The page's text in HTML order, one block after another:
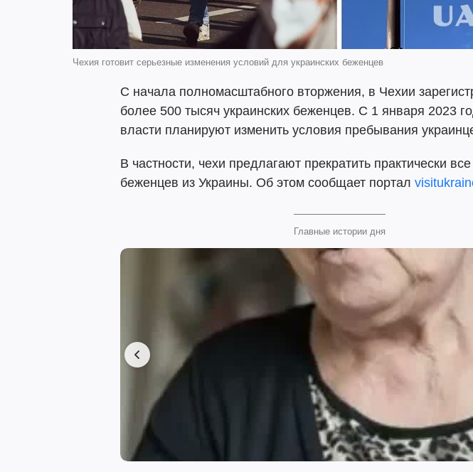
Чехия готовит серьезные изменения условий для украинских беженцев
С начала полномасштабного вторжения, в Чехии
более 500 тысяч украинских беженцев. С 1 января 2023
власти планируют изменить условия пребывания
В частности, чехи предлагают прекратить практически
беженцев из Украины. Об этом сообщает портал
Главные истории дня